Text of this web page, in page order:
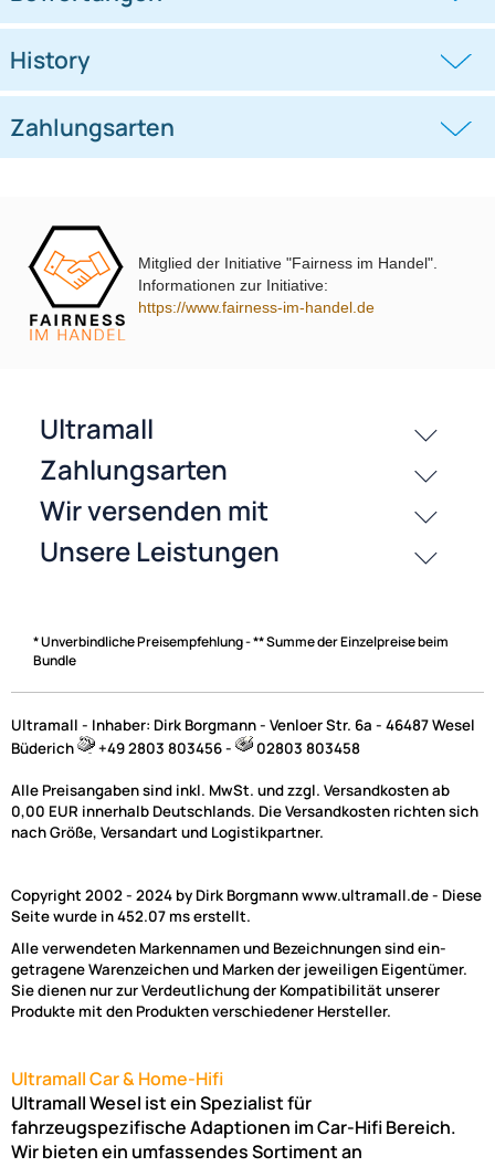
Lenkradfernbedienungsadapter
kompatibel mit Hyundai KIA
i10 i20 i30 i40 i45 i800 ix35 ix45 ohne
OEM-Soundsystem 24Pin/18Pin
Multilead analog lose
Lenkradfernbedienungsadapter
kompatibel mit VW Passat Golf
passende Produkte
Bewertungen
History
Zahlungsarten
Mitglied der Initiative "Fairness im Handel".
Informationen zur Initiative:
https://www.fairness-im-handel.de
* Unverbindliche Preisempfehlung - ** Summe der Einzelpreise beim
Bundle
Ultramall - Inhaber: Dirk Borgmann - Venloer Str. 6a - 46487 Wesel
Büderich
+49 2803 803456 - 02803 803458
Alle Preisangaben sind inkl. MwSt. und zzgl. Versandkosten ab
0,00 EUR innerhalb Deutschlands. Die Versandkosten richten sich
nach Größe, Versandart und Logistikpartner.
Copyright 2002 - 2024 by Dirk Borgmann www.ultramall.de - Diese
Seite wurde in 452.07 ms erstellt.
Alle verwendeten Markennamen und Bezeichnungen sind ein-
getragene Warenzeichen und Marken der jeweiligen Eigentümer.
Sie dienen nur zur Verdeutlichung der Kompatibilität unserer
Produkte mit den Produkten verschiedener Hersteller.
Ultramall Car & Home-Hifi
Ultramall Wesel ist ein Spezialist für
fahrzeugspezifische Adaptionen im Car-Hifi Bereich.
Wir bieten ein umfassendes Sortiment an